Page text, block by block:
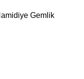
Gemlik